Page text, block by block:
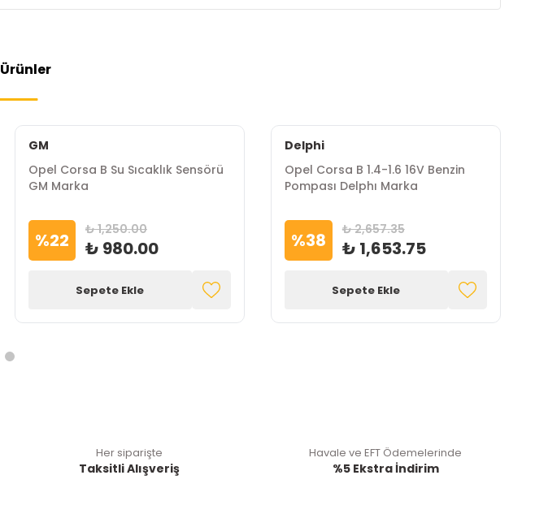
Ürünler
GM
Opel Corsa B Su Sıcaklık Sensörü
GM Marka
%22 ₺ 1,250.00
₺ 980.00
Sepete Ekle
Delphi
Opel Corsa B 1.4-1.6 16V Benzin
Pompası Delphı Marka
%38 ₺ 2,657.35
₺ 1,653.75
Sepete Ekle
Her siparişte
Taksitli Alışveriş
Havale ve EFT Ödemelerinde
%5 Ekstra İndirim